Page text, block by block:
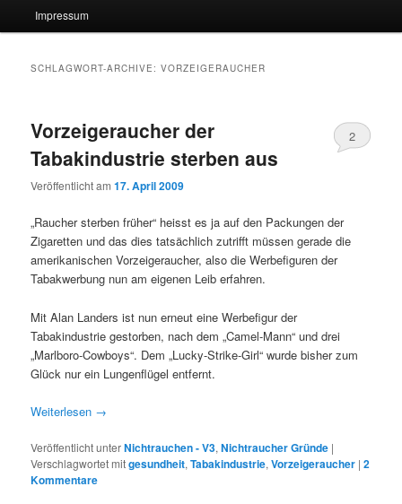
Impressum
SCHLAGWORT-ARCHIVE:VORZEIGERAUCHER
Vorzeigeraucher der
Tabakindustrie sterben aus
Veröffentlicht am17. April 2009
2
„Raucher sterben früher“ heisst es ja auf den Packungen der
Zigaretten und das dies tatsächlich zutrifft müssen gerade die
amerikanischen Vorzeigeraucher, also die Werbefiguren der
Tabakwerbung nun am eigenen Leib erfahren.
Mit Alan Landers ist nun erneut eine Werbefigur der
Tabakindustrie gestorben, nach dem „Camel-Mann“ und drei
„Marlboro-Cowboys“. Dem „Lucky-Strike-Girl“ wurde bisher zum
Glück nur ein Lungenflügel entfernt.
Weiterlesen →
Veröffentlicht unterNichtrauchen - V3,Nichtraucher Gründe |
Verschlagwortet mitgesundheit,Tabakindustrie,Vorzeigeraucher |2
Kommentare